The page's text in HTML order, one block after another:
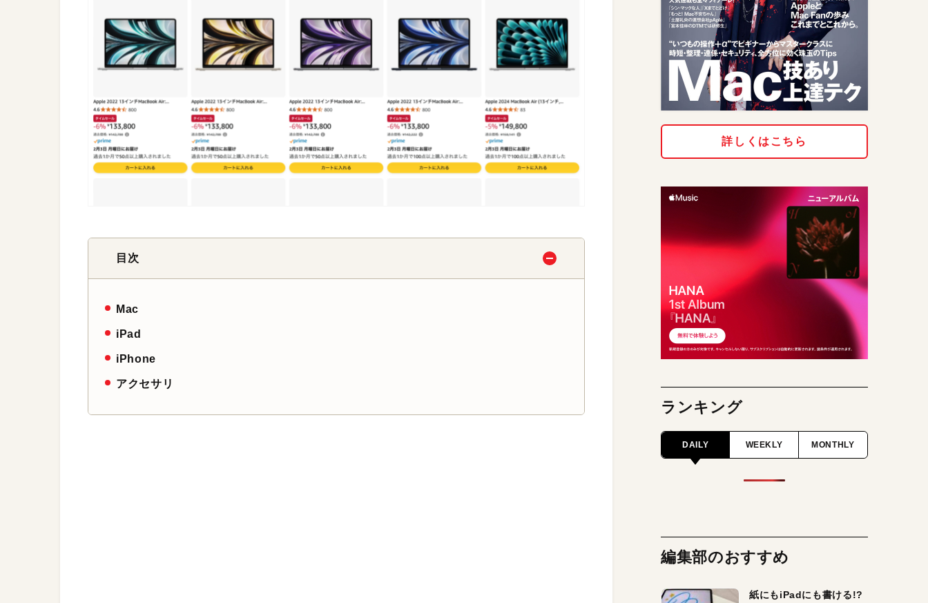
目次
Mac
iPad
iPhone
アクセサリ
詳しくはこちら
ランキング
DAILY WEEKLY MONTHLY
編集部のおすすめ
紙にもiPadにも書ける!?